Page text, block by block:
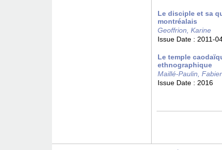
Le disciple et sa
montréalais
Geoffrion, Karine
Issue Date : 2011-
Le temple
ethnographique
Maillé-Paulin,
Issue Date : 2016